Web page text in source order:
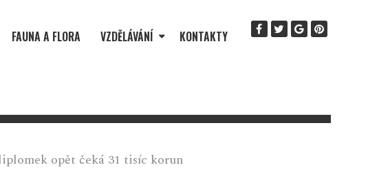
FAUNA A FLORA VZDĚLÁVÁNÍ KONTAKTY
opět čeká 31 tisíc korun